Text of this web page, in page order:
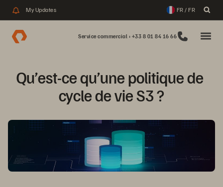
My Updates FR / FR
Service commercial : +33 8 01 84 16 66
Qu’est-ce qu’une politique de
cycle de vie S3 ?